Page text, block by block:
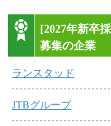
[2027年新卒
募集の企業
ランスタッド
JTBグループ